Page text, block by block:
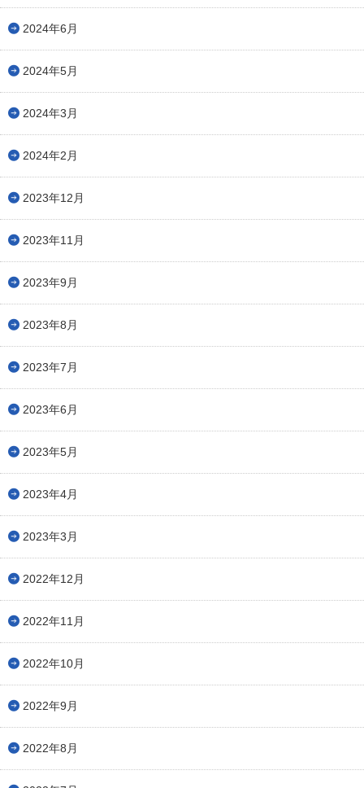
2024年6月
2024年5月
2024年3月
2024年2月
2023年12月
2023年11月
2023年9月
2023年8月
2023年7月
2023年6月
2023年5月
2023年4月
2023年3月
2022年12月
2022年11月
2022年10月
2022年9月
2022年8月